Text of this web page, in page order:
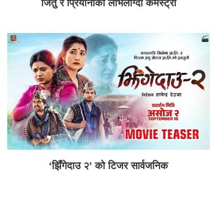
जितु र प्रियानाको लोभलाग्दो केमेस्ट्री
‘झिँगेदाउ २’ को टिजर सार्वजनिक